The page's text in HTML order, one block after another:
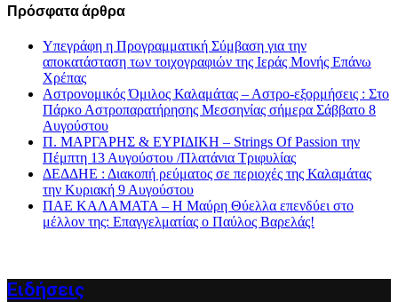
Πρόσφατα άρθρα
Υπεγράφη η Προγραμματική Σύμβαση για την
αποκατάσταση των τοιχογραφιών της Ιεράς Μονής Επάνω
Χρέπας
Αστρονομικός Όμιλος Καλαμάτας – Αστρο-εξορμήσεις : Στο
Πάρκο Αστροπαρατήρησης Μεσσηνίας σήμερα Σάββατο 8
Αυγούστου
Π. ΜΑΡΓΑΡΗΣ & ΕΥΡΙΔΙΚΗ – Strings Of Passion την
Πέμπτη 13 Αυγούστου /Πλατάνια Τριφυλίας
ΔΕΔΔΗΕ : Διακοπή ρεύματος σε περιοχές της Καλαμάτας
την Κυριακή 9 Αυγούστου
ΠΑΕ ΚΑΛΑΜΑΤΑ – Η Μαύρη Θύελλα επενδύει στο
μέλλον της: Επαγγελματίας ο Παύλος Βαρελάς!
Ειδήσεις